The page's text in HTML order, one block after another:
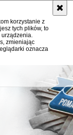
korzystanie z
tych plików, to
urządzenia.
zmieniając
oznacza